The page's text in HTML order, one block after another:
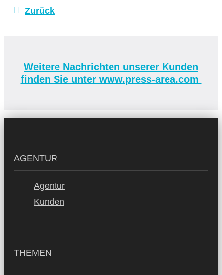
Zurück
Weitere Nachrichten unserer Kunden
finden Sie unter www.press-area.com
AGENTUR
Agentur
Kunden
THEMEN